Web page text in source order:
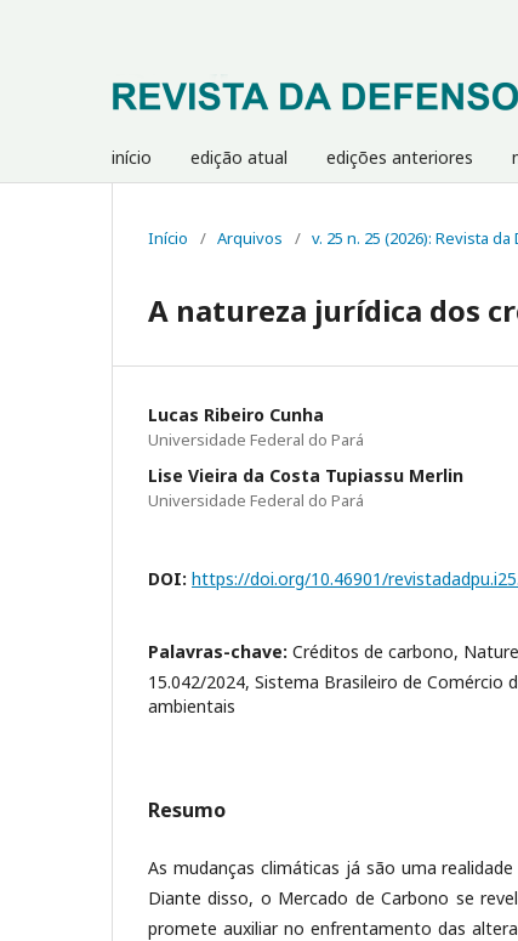
início edição atual edições anteriores
Início / Arquivos / v. 25 n. 25 (2026): Revista
A natureza jurídica dos
Lucas Ribeiro Cunha
Universidade Federal do Pará
Lise Vieira da Costa Tupiassu Merlin
Universidade Federal do Pará
DOI: https://doi.org/10.46901/
Palavras-chave: Créditos de carbono,
15.042/2024, Sistema Brasileiro de Comércio
ambientais
Resumo
As mudanças climáticas já são uma
Diante disso, o Mercado de Carbono se
promete auxiliar no enfrentamento das